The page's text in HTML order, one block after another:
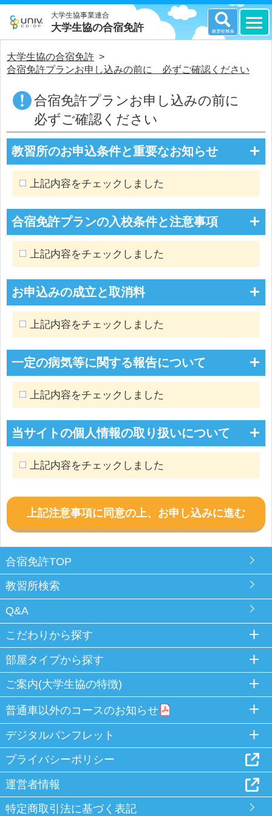
大学生協事業連合
大学生協の合宿免許
大学生協の合宿免許 >
合宿免許プランお申し込みの前に 必ずご確認ください
合宿免許プランお申し込みの前に
必ずご確認ください
教習所のお申込条件と重要なお知らせ
上記内容をチェックしました
合宿免許プランの入校条件と注意事項
上記内容をチェックしました
お申込みの成立と取消料
上記内容をチェックしました
一定の病気等に関する報告について
上記内容をチェックしました
当サイトの個人情報の取り扱いについて
上記内容をチェックしました
上記注意事項に同意の上、お申し込みに進む
合宿免許TOP
教習所検索
Q&A
こだわりから探す
部屋タイプから探す
ご案内(大学生協の特徴)
普通車以外のコースのお知らせ
デジタルパンフレット
プライバシーポリシー
運営者情報
特定商取引法に基づく表記